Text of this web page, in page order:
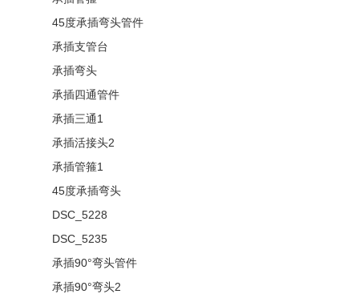
45度承插弯头管件
承插支管台
承插弯头
承插四通管件
承插三通1
承插活接头2
承插管箍1
45度承插弯头
DSC_5228
DSC_5235
承插90°弯头管件
承插90°弯头2